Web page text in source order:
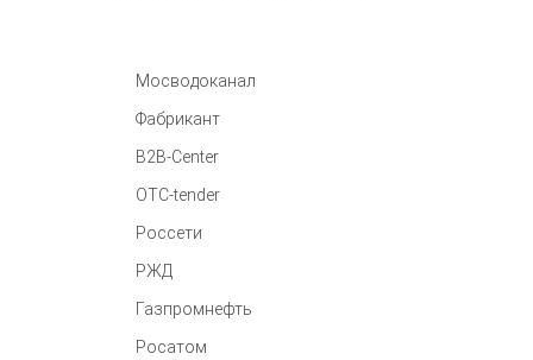
Мосводоканал
Фабрикант
B2B-Center
OTC-tender
Россети
РЖД
Газпромнефть
Росатом